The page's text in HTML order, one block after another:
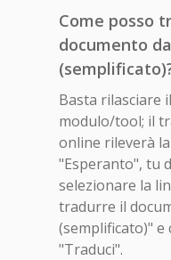
Come posso
documento
Basta rilasciare
modulo/tool; il
online rileverà
"Esperanto", tu
selezionare la
tradurre il
(semplificato)" e
"Traduci".